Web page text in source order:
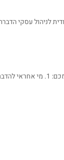
המפעל